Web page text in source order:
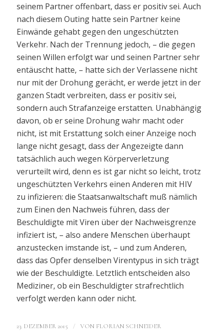
seinem Partner offenbart, dass er positiv sei. Auch
nach diesem Outing hatte sein Partner keine
Einwände gehabt gegen den ungeschützten
Verkehr. Nach der Trennung jedoch, – die gegen
seinen Willen erfolgt war und seinen Partner sehr
entäuscht hatte, – hatte sich der Verlassene nicht
nur mit der Drohung gerächt, er werde jetzt in der
ganzen Stadt verbreiten, dass er positiv sei,
sondern auch Strafanzeige erstatten. Unabhängig
davon, ob er seine Drohung wahr macht oder
nicht, ist mit Erstattung solch einer Anzeige noch
lange nicht gesagt, dass der Angezeigte dann
tatsächlich auch wegen Körperverletzung
verurteilt wird, denn es ist gar nicht so leicht, trotz
ungeschützten Verkehrs einen Anderen mit HIV
zu infizieren: die Staatsanwaltschaft muß nämlich
zum Einen den Nachweis führen, dass der
Beschuldigte mit Viren über der Nachweisgrenze
infiziert ist, – also andere Menschen überhaupt
anzustecken imstande ist, – und zum Anderen,
dass das Opfer denselben Virentypus in sich trägt
wie der Beschuldigte. Letztlich entscheiden also
Mediziner, ob ein Beschuldigter strafrechtlich
verfolgt werden kann oder nicht.
23. DEZEMBER 2015 / VON FLORIAN SCHNEIDER